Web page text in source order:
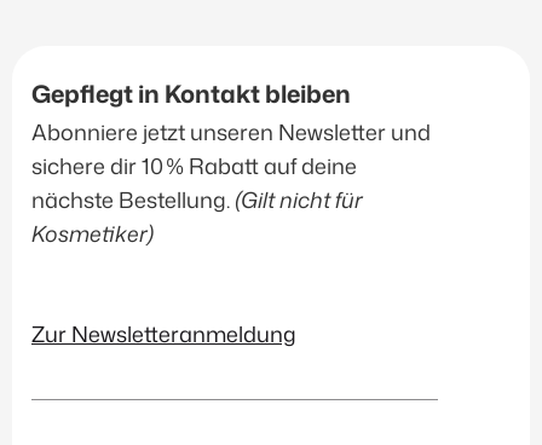
Gepflegt in Kontakt bleiben
Abonniere jetzt unseren Newsletter und
sichere dir 10 % Rabatt auf deine
nächste Bestellung.(Gilt nicht für
Kosmetiker)
Zur Newsletteranmeldung